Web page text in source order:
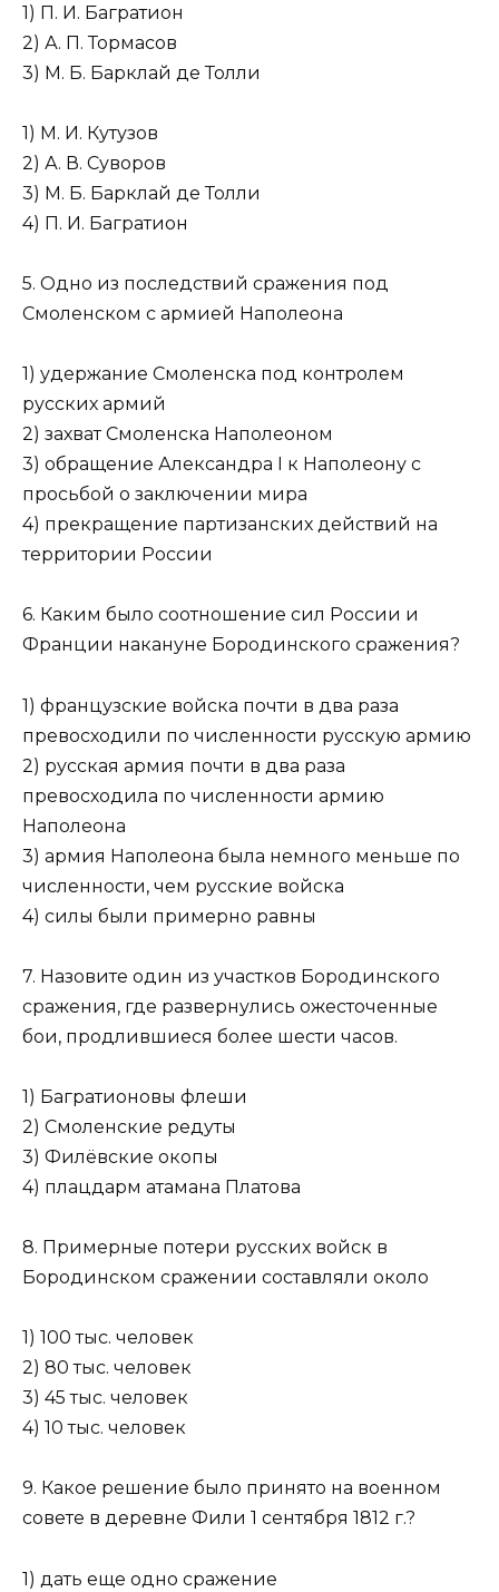
1) П. И. Багратион
2) А. П. Тормасов
3) М. Б. Барклай де Толли
1) М. И. Кутузов
2) А. В. Суворов
3) М. Б. Барклай де Толли
4) П. И. Багратион
5. Одно из последствий сражения под
Смоленском с армией Наполеона
1) удержание Смоленска под контролем
русских армий
2) захват Смоленска Наполеоном
3) обращение Александра I к Наполеону с
просьбой о заключении мира
4) прекращение партизанских действий на
территории России
6. Каким было соотношение сил России и
Франции накануне Бородинского сражения?
1) французские войска почти в два раза
превосходили по численности русскую армию
2) русская армия почти в два раза
превосходила по численности армию
Наполеона
3) армия Наполеона была немного меньше по
численно­сти, чем русские войска
4) силы были примерно равны
7. Назовите один из участков Бородинского
сражения, где развернулись ожесточенные
бои, продлившиеся более шести часов.
1) Багратионовы флеши
2) Смоленские редуты
3) Филёвские окопы
4) плацдарм атамана Платова
8. Примерные потери русских войск в
Бородинском сражении составляли около
1) 100 тыс. человек
2) 80 тыс. человек
3) 45 тыс. человек
4) 10 тыс. человек
9. Какое решение было принято на военном
совете в деревне Фили 1 сентября 1812 г.?
1) дать еще одно сражение